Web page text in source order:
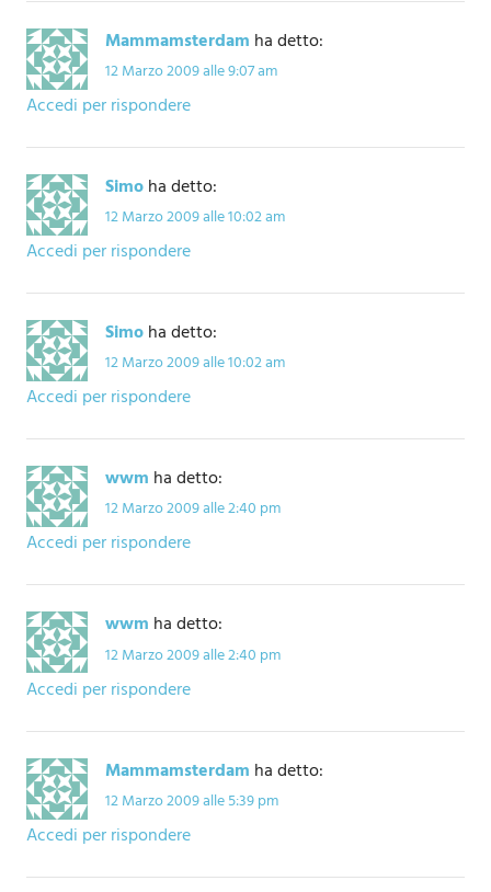
Mammamsterdam ha detto:
12 Marzo 2009 alle 9:07 am
Accedi per rispondere
Simoha detto:
12 Marzo 2009 alle 10:02 am
Accedi per rispondere
Simoha detto:
12 Marzo 2009 alle 10:02 am
Accedi per rispondere
wwm ha detto:
12 Marzo 2009 alle 2:40 pm
Accedi per rispondere
wwm ha detto:
12 Marzo 2009 alle 2:40 pm
Accedi per rispondere
Mammamsterdam ha detto:
12 Marzo 2009 alle 5:39 pm
Accedi per rispondere